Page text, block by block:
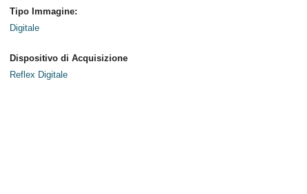
Tipo Immagine:
Digitale
Dispositivo di Acquisizione
Reflex Digitale